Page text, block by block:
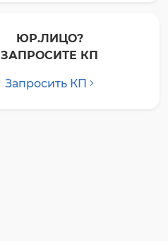
ЮР.ЛИЦО?
ЗАПРОСИТЕ КП
Запросить КП